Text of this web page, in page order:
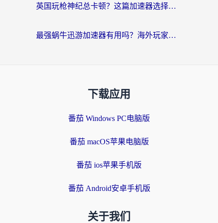
英国玩枪神纪总卡顿？这篇加速器选择指南帮你告别延迟（附实测推荐）
最强蜗牛迅游加速器有用吗？海外玩家国服游戏加速避坑指南（附德国玩忍者必须死3流星蝴蝶剑解决办法）
下载应用
番茄 Windows PC电脑版
番茄 macOS苹果电脑版
番茄 ios苹果手机版
番茄 Android安卓手机版
关于我们